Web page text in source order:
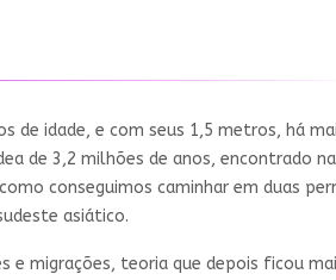
de idade, e com seus 1,5 metros, há
de 3,2 milhões de anos, encontrado na
conseguimos caminhar em duas
asiático.
e migrações, teoria que depois ficou